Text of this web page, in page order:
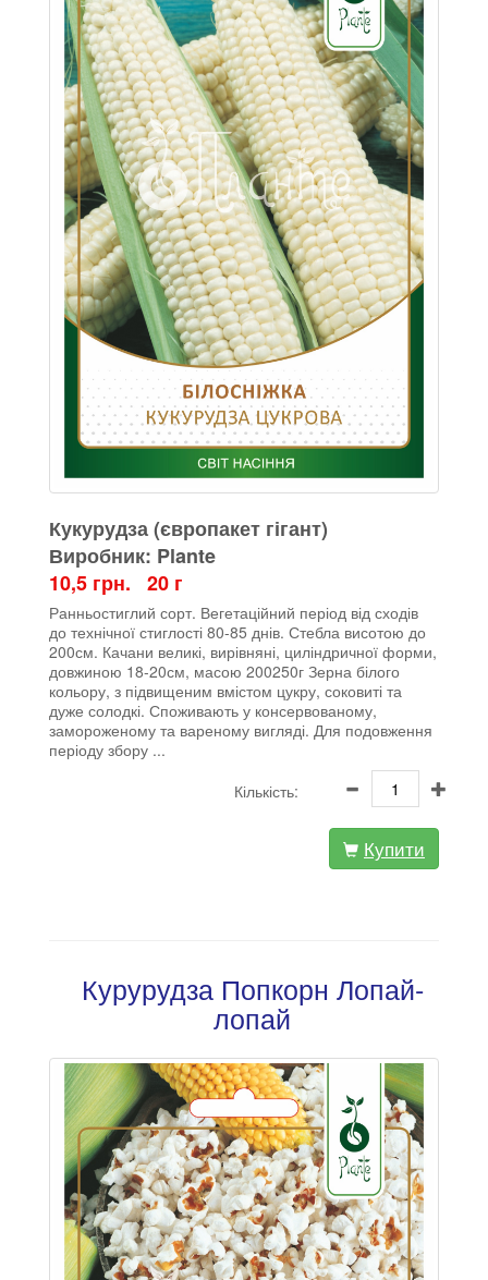
Кукурудза (європакет гігант)
Виробник: Plante
10,5 грн. 20 г
Ранньостиглий сорт. Вегетаційний період від сходів
до технічної стиглості 80-85 днів. Стебла висотою до
200см. Качани великі, вирівняні, циліндричної форми,
довжиною 18-20см, масою 200250г Зерна білого
кольору, з підвищеним вмістом цукру, соковиті та
дуже солодкі. Споживають у консервованому,
замороженому та вареному вигляді. Для подовження
періоду збору ...
Кількість:
Купити
Курурудза Попкорн Лопай-
лопай